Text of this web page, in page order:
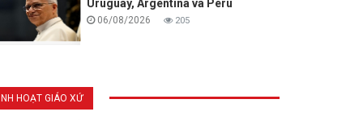
Uruguay, Argentina và Pêru
06/08/2026 205
HOẠT GIÁO XỨ